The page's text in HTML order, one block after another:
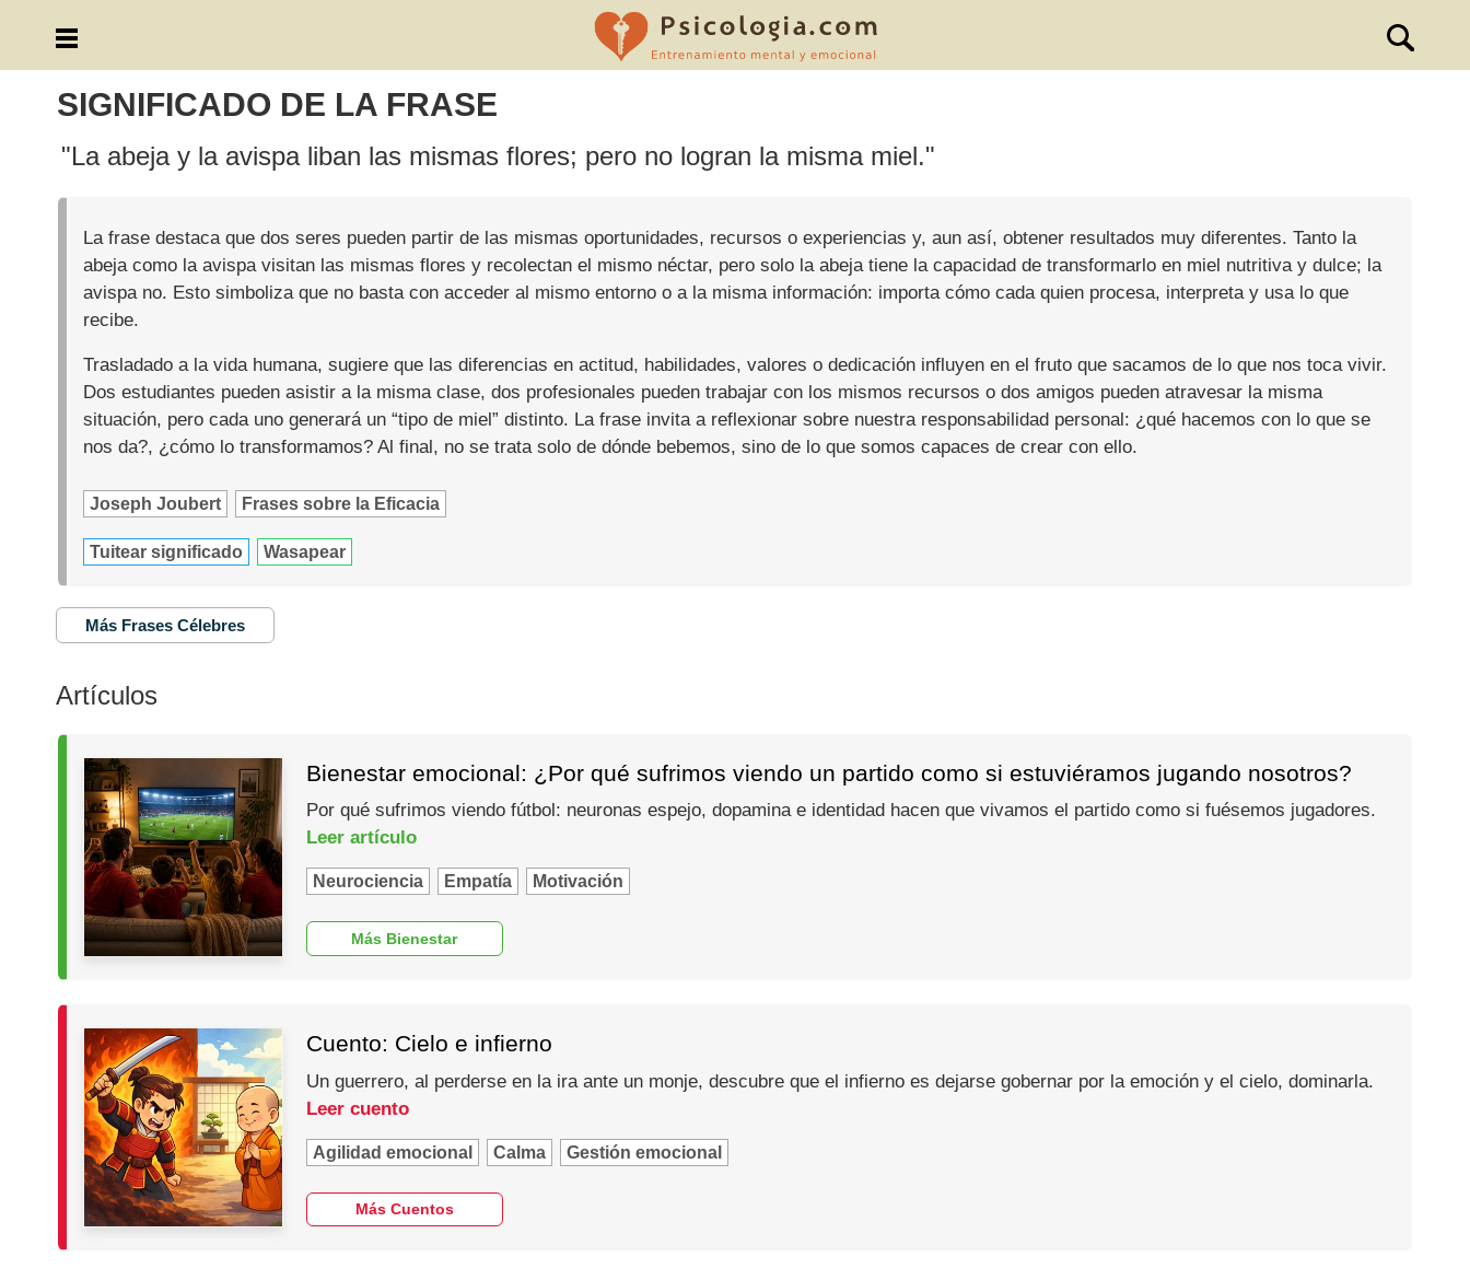
SIGNIFICADO DE LA FRASE
"La abeja y la avispa liban las mismas flores; pero no logran la misma miel."
La frase destaca que dos seres pueden partir de las mismas oportunidades, recursos o experiencias y, aun así, obtener resultados muy diferentes. Tanto la
abeja como la avispa visitan las mismas flores y recolectan el mismo néctar, pero solo la abeja tiene la capacidad de transformarlo en miel nutritiva y dulce; la
avispa no. Esto simboliza que no basta con acceder al mismo entorno o a la misma información: importa cómo cada quien procesa, interpreta y usa lo que
recibe.
Trasladado a la vida humana, sugiere que las diferencias en actitud, habilidades, valores o dedicación influyen en el fruto que sacamos de lo que nos toca vivir.
Dos estudiantes pueden asistir a la misma clase, dos profesionales pueden trabajar con los mismos recursos o dos amigos pueden atravesar la misma
situación, pero cada uno generará un “tipo de miel” distinto. La frase invita a reflexionar sobre nuestra responsabilidad personal: ¿qué hacemos con lo que se
nos da?, ¿cómo lo transformamos? Al final, no se trata solo de dónde bebemos, sino de lo que somos capaces de crear con ello.
Joseph Joubert Frases sobre la Eficacia
Tuitear significado Wasapear
Más Frases Célebres
Artículos
Bienestar emocional: ¿Por qué sufrimos viendo un partido como si estuviéramos jugando nosotros?
Por qué sufrimos viendo fútbol: neuronas espejo, dopamina e identidad hacen que vivamos el partido como si fuésemos jugadores.
Leer artículo
Neurociencia Empatía Motivación
Más Bienestar
Cuento: Cielo e infierno
Un guerrero, al perderse en la ira ante un monje, descubre que el infierno es dejarse gobernar por la emoción y el cielo, dominarla.
Leer cuento
Agilidad emocional Calma Gestión emocional
Más Cuentos